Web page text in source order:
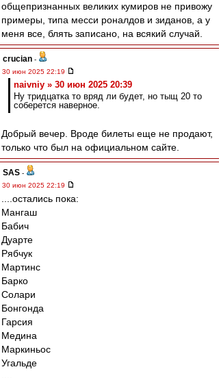
общепризнанных великих кумиров не привожу
примеры, типа месси роналдов и зиданов, а у
меня все, блять записано, на всякий случай.
crucian -
30 июн 2025 22:19
naivniy » 30 июн 2025 20:39
Ну тридцатка то вряд ли будет, но тыщ 20 то
соберется наверное.
Добрый вечер. Вроде билеты еще не продают,
только что был на официальном сайте.
SAS -
30 июн 2025 22:19
....остались пока:
Мангаш
Бабич
Дуарте
Рябчук
Мартинс
Барко
Солари
Бонгонда
Гарсия
Медина
Маркиньос
Угальде